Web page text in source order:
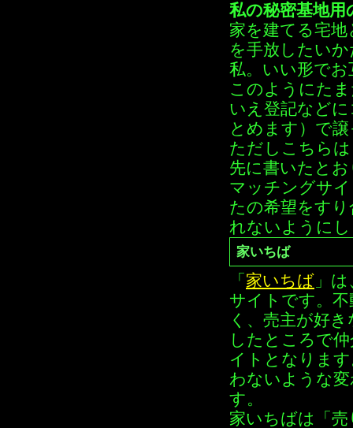
私の秘密基地
家を建てる宅
を手放したい
私。いい形で
このようにた
いえ登記など
とめます）で
ただしこちら
先に書いたと
マッチングサ
たの希望をす
れないように
家いちば
「 家いちば 」
サイトです。
く、売主が好
したところで
イトとなりま
わないような
す。
家いちばは「